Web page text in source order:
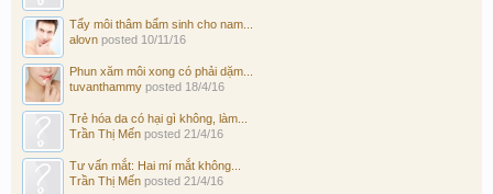
Tẩy môi thâm bẩm sinh cho nam...
alovn posted 10/11/16
Phun xăm môi xong có phải dặm...
tuvanthammy posted 18/4/16
Trẻ hóa da có hại gì không, làm...
Trần Thị Mến posted 21/4/16
Tư vấn mắt: Hai mí mắt không...
Trần Thị Mến posted 21/4/16